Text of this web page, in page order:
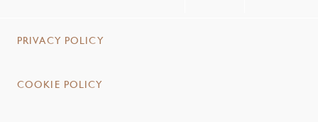
PRIVACY POLICY
COOKIE POLICY